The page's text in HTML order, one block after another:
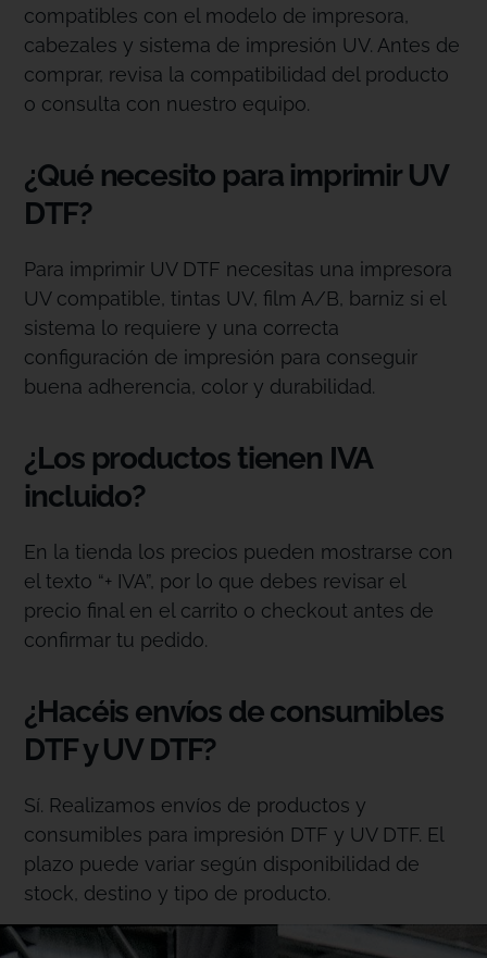
compatibles con el modelo de impresora,
cabezales y sistema de impresión UV. Antes de
comprar, revisa la compatibilidad del producto
o consulta con nuestro equipo.
¿Qué necesito para imprimir UV
DTF?
Para imprimir UV DTF necesitas una impresora
UV compatible, tintas UV, film A/B, barniz si el
sistema lo requiere y una correcta
configuración de impresión para conseguir
buena adherencia, color y durabilidad.
¿Los productos tienen IVA
incluido?
En la tienda los precios pueden mostrarse con
el texto “+ IVA”, por lo que debes revisar el
precio final en el carrito o checkout antes de
confirmar tu pedido.
¿Hacéis envíos de consumibles
DTF y UV DTF?
Sí. Realizamos envíos de productos y
consumibles para impresión DTF y UV DTF. El
plazo puede variar según disponibilidad de
stock, destino y tipo de producto.